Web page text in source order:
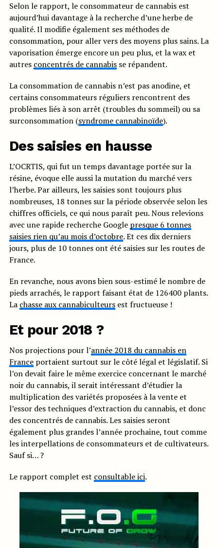
Selon le rapport, le consommateur de cannabis est
aujourd’hui davantage à la recherche d’une herbe de
qualité. Il modifie également ses méthodes de
consommation, pour aller vers des moyens plus sains. La
vaporisation émerge encore un peu plus, et la wax et
autres concentrés de cannabisse répandent.
La consommation de cannabis n’est pas anodine, et
certains consommateurs réguliers rencontrent des
problèmes liés à son arrêt (troubles du sommeil) ou sa
surconsommation (syndrome cannabinoïde).
Des saisies en hausse
L’OCRTIS, qui fut un temps davantage portée sur la
résine, évoque elle aussi la mutation du marché vers
l’herbe. Par ailleurs, les saisies sont toujours plus
nombreuses, 18 tonnes sur la période observée selon les
chiffres officiels, ce qui nous paraît peu. Nous relevions
avec une rapide recherche Google presque 6 tonnes
saisies rien qu’au mois d’octobre. Et ces dix derniers
jours, plus de 10 tonnes ont été saisies sur les routes de
France.
En revanche, nous avons bien sous-estimé le nombre de
pieds arrachés, le rapport faisant état de 126400 plants.
La chasse aux cannabiculteursest fructueuse !
Et pour 2018 ?
Nos projections pour l’année 2018 du cannabis en
Franceportaient surtout sur le côté légal et législatif. Si
l’on devait faire le même exercice concernant le marché
noir du cannabis, il serait intéressant d’étudier la
multiplication des variétés proposées à la vente et
l’essor des techniques d’extraction du cannabis, et donc
des concentrés de cannabis. Les saisies seront
également plus grandes l’année prochaine, tout comme
les interpellations de consommateurs et de cultivateurs.
Sauf si… ?
Le rapport complet est consultable ici.